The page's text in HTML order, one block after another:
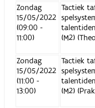
Zondag
15/05/2022
(09:00 -
11:00)
Tactiek
(M2)
Zondag
15/05/2022
(11:00 -
13:00)
Tactiek
(M2)